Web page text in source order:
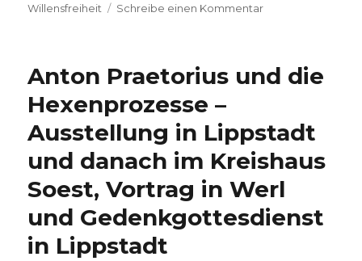
Willensfreiheit
Schreibe einen Kommentarzu
Willensfreiheit,
Rezension
von
Christoph
Welver
2016
Anton Praetorius und die
Hexenprozesse –
Ausstellung in Lippstadt
und danach im Kreishaus
Soest, Vortrag in Werl
und Gedenkgottesdienst
in Lippstadt